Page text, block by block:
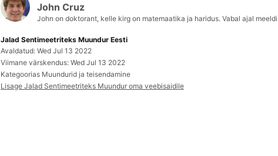
John Cruz
John on doktorant, kelle kirg on matemaatika ja haridus. Vabal ajal
Jalad Sentimeetriteks Muundur Eesti
Avaldatud: Wed Jul 13 2022
Viimane värskendus: Wed Jul 13 2022
Kategoorias Muundurid ja teisendamine
Lisage Jalad Sentimeetriteks Muundur oma veebisaidile